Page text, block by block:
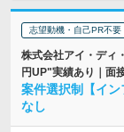
志望動機・自己PR不要
株式会社アイ・ディ
円UP"実績あり｜面
案件選択制【イ
なし